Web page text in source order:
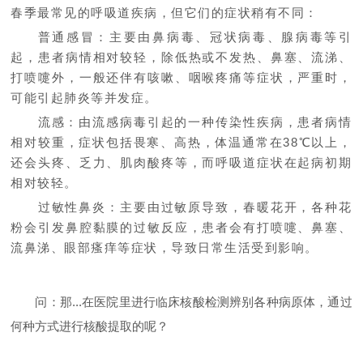
春季最常见的呼吸道疾病，但它们的症状稍有不同：
普通感冒：主要由鼻病毒、冠状病毒、腺病毒等引
起，患者病情相对较轻，除低热或不发热、鼻塞、流涕、
打喷嚏外，一般还伴有咳嗽、咽喉疼痛等症状，严重时，
可能引起肺炎等并发症。
流感：由流感病毒引起的一种传染性疾病，患者病情
相对较重，症状包括畏寒、高热，体温通常在38℃以上，
还会头疼、乏力、肌肉酸疼等，而呼吸道症状在起病初期
相对较轻。
过敏性鼻炎：主要由过敏原导致，春暖花开，各种花
粉会引发鼻腔黏膜的过敏反应，患者会有打喷嚏、鼻塞、
流鼻涕、眼部瘙痒等症状，导致日常生活受到影响。
问：那...在医院里进行临床核酸检测辨别各种病原体，通过
何种方式进行核酸提取的呢？